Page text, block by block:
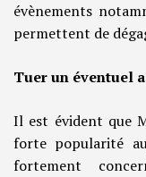
évènements
permettent de
Tuer un éventuel
Il est évident que
forte popularité
fortement